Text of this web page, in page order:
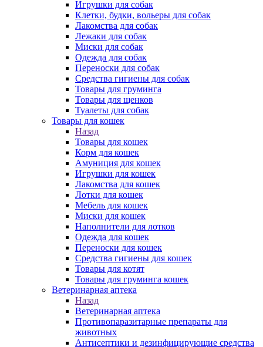
Игрушки для собак
Клетки, будки, вольеры для собак
Лакомства для собак
Лежаки для собак
Миски для собак
Одежда для собак
Переноски для собак
Средства гигиены для собак
Товары для груминга
Товары для щенков
Туалеты для собак
Товары для кошек
Назад
Товары для кошек
Корм для кошек
Амуниция для кошек
Игрушки для кошек
Лакомства для кошек
Лотки для кошек
Мебель для кошек
Миски для кошек
Наполнители для лотков
Одежда для кошек
Переноски для кошек
Средства гигиены для кошек
Товары для котят
Товары для груминга кошек
Ветеринарная аптека
Назад
Ветеринарная аптека
Противопаразитарные препараты для
животных
Антисептики и дезинфицирующие средства